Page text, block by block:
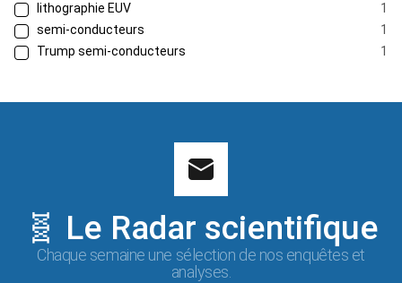
lithographie EUV
1
semi-conducteurs
1
Trump semi-conducteurs
1
🧬 Le Radar scientifique
Chaque semaine une sélection de nos enquêtes et
analyses.